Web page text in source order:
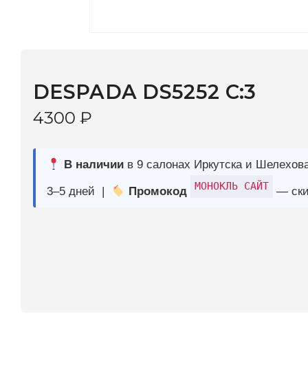
3–5 дней | Промокод — скидка 10%